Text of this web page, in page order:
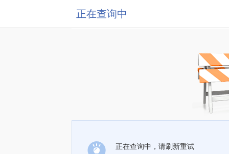
正在查询中
正在查询中，请刷新重试